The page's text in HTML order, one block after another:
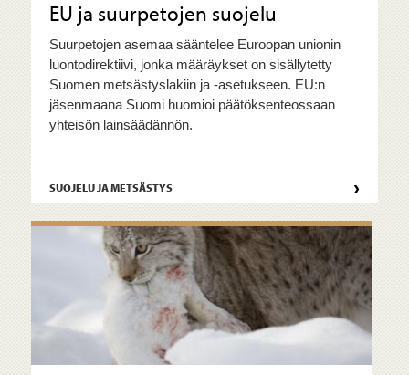
EU ja suurpetojen suojelu
Suurpetojen asemaa sääntelee Euroopan unionin
luontodirektiivi, jonka määräykset on sisällytetty
Suomen metsästyslakiin ja -asetukseen. EU:n
jäsenmaana Suomi huomioi päätöksenteossaan
yhteisön lainsäädännön.
SUOJELU JA METSÄSTYS ›